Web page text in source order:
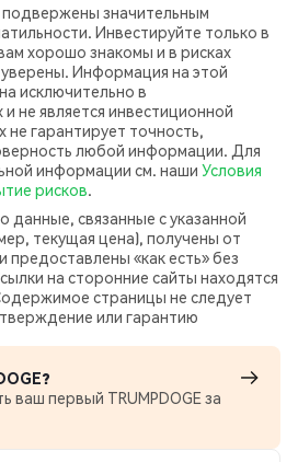
значительным
Инвестируйте только в
хорошо знакомы и в рисках
Информация на этой
исключительно в
не является инвестиционной
не гарантирует точность,
любой информации. Для
информации см. наши Условия
рисков.
данные, связанные с указанной
текущая цена), получены от
предоставлены «как есть» без
на сторонние сайты находятся
страницы не следует
или гарантию
ваш первый TRUMPDOGE за